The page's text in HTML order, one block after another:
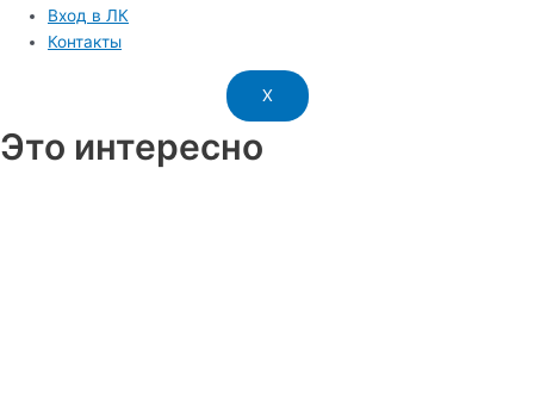
Вход в ЛК
Контакты
X
Это интересно